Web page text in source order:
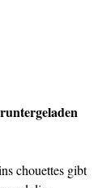
chouettes gibt